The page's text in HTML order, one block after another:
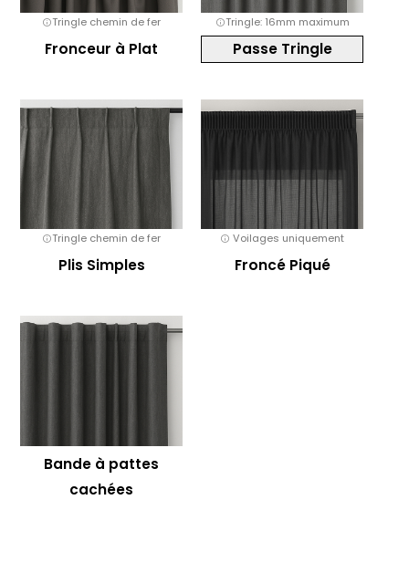
Tringle chemin de fer
Fronceur à Plat
Tringle: 16mm maximum
Passe Tringle
Tringle chemin de fer
Plis Simples
Voilages uniquement
Froncé Piqué
Bande à pattes
cachées